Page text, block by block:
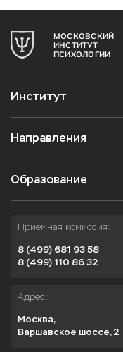
МОСКОВСКИЙ
ИНСТИТУТ
ПСИХОЛОГИИ
Институт
Направления
Образование
Приемная комиссия:
8 (499) 681 93 58
8 (499) 110 86 32
Адрес:
Москва,
Варшавское шоссе, 2